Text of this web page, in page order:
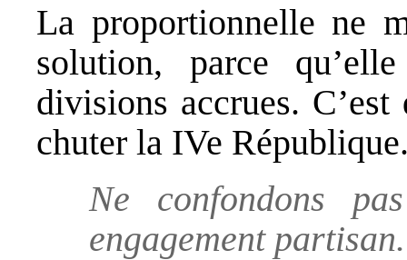
La proportionnelle ne
solution, parce
divisions accrues.
chuter la IVe
Ne confondons
engagement partisan.